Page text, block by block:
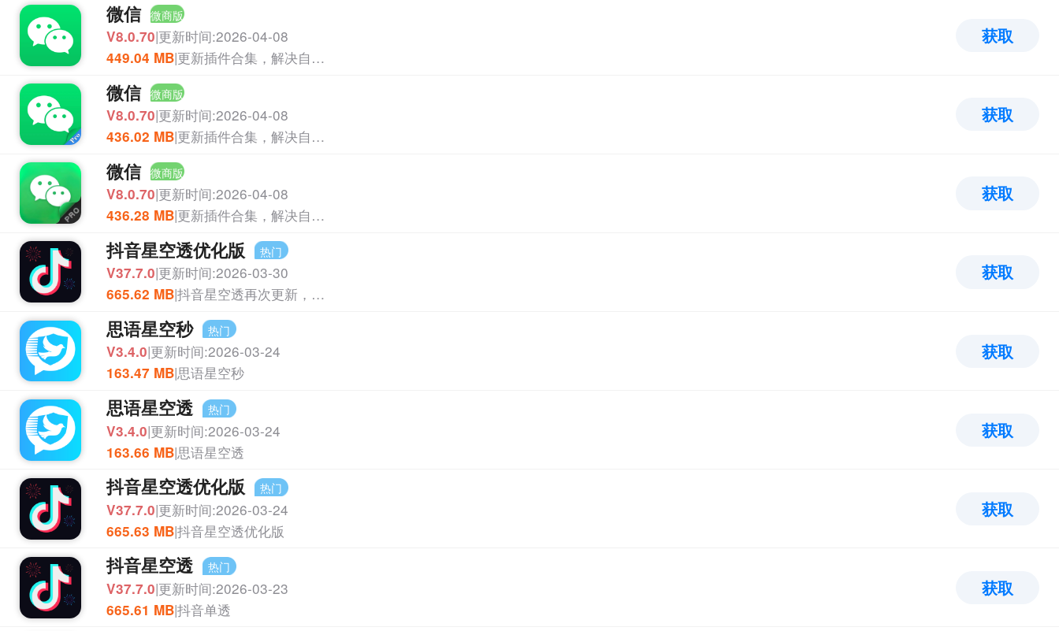
微信 微商版
V8.0.70|更新时间:2026-04-08
449.04 MB|更新插件合集，解决自签用户正常加好友被检测封号的痛点，直接替换手机里原版微信
获取
微信 微商版
V8.0.70|更新时间:2026-04-08
436.02 MB|更新插件合集，解决自签用户正常加好友被检测封号的痛点
获取
微信 微商版
V8.0.70|更新时间:2026-04-08
436.28 MB|更新插件合集，解决自签用户正常加好友被检测封号的痛点
获取
抖音星空透优化版
热门
APP
V37.7.0|更新时间:2026-03-30
665.62 MB|抖音星空透再次更新，修复个别bug，重新定制即可
获取
思语星空秒
热门
APP
V3.4.0|更新时间:2026-03-24
163.47 MB|思语星空秒
获取
思语星空透
热门
APP
V3.4.0|更新时间:2026-03-24
163.66 MB|思语星空透
获取
抖音星空透优化版
热门
APP
V37.7.0|更新时间:2026-03-24
665.63 MB|抖音星空透优化版
获取
抖音星空透
热门
APP
V37.7.0|更新时间:2026-03-23
665.61 MB|抖音单透
获取